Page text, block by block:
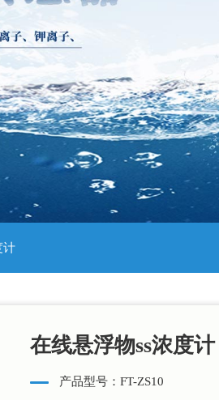
计
在线悬浮物ss浓度计
产品型号：FT-ZS10